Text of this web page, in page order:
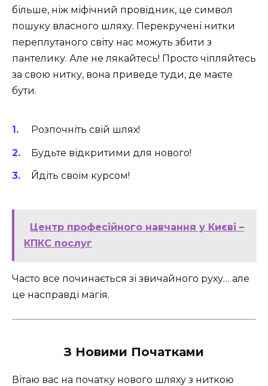
більше, ніж міфічний провідник, це символ
пошуку власного шляху. Перекручені нитки
переплутаного світу нас можуть збити з
пантелику. Але не лякайтесь! Просто чіпляйтесь
за свою нитку, вона приведе туди, де маєте
бути.
Розпочніть свій шлях!
Будьте відкритими для нового!
Йдіть своїм курсом!
Центр професійного навчання у Києві –
КПКС послуг
Часто все починається зі звичайного руху… але
це насправді магія.
З Новими Початками
Вітаю вас на початку нового шляху з ниткою